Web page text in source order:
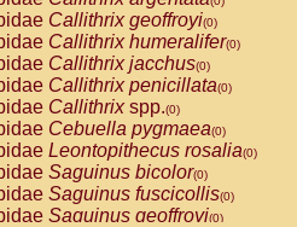
Callithrix geoffroyi(0)
Callithrix humeralifer(0)
Callithrix jacchus(0)
Callithrix penicillata(0)
Callithrixspp.(0)
Cebuella pygmaea(0)
Leontopithecus rosalia(0)
Saguinus bicolor(0)
Saguinus fuscicollis(0)
Saguinus geoffroyi(0)